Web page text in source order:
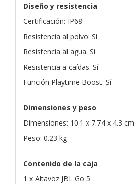
Diseño y resistencia
Certificación: IP68
Resistencia al polvo: Sí
Resistencia al agua: Sí
Resistencia a caídas: Sí
Función Playtime Boost: Sí
Dimensiones y peso
Dimensiones: 10.1 x 7.74 x 4.3 cm
Peso: 0.23 kg
Contenido de la caja
1 x Altavoz JBL Go 5